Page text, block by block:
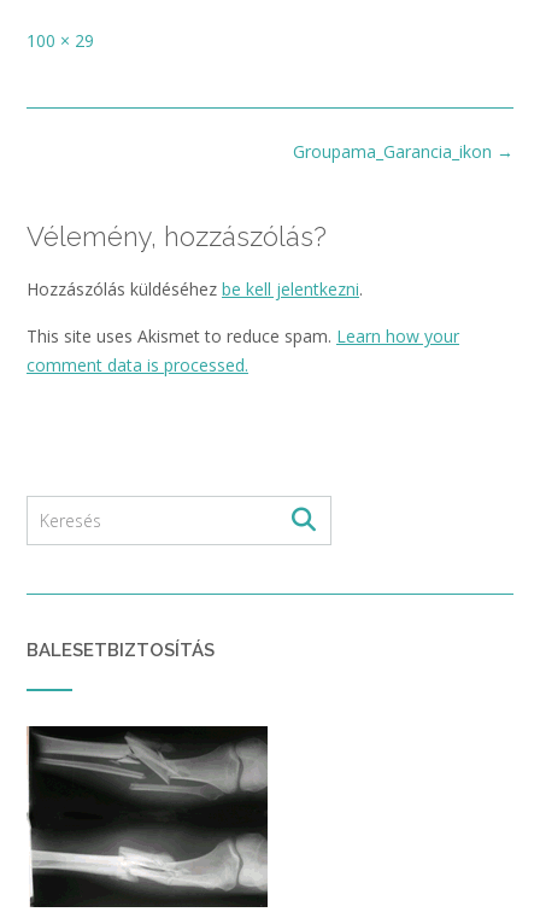
Full
100 × 29
Groupama_Garancia_ikon →
Vélemény, hozzászólás?
Hozzászólás küldéséhez be kell jelentkezni.
This site uses Akismet to reduce spam. Learn how your
comment data is processed.
BALESETBIZTOSÍTÁS